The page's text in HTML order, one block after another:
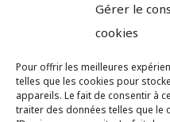
Gérer le
cookies
Pour offrir les meilleures
telles que les cookies pour
appareils. Le fait de consentir à
traiter des données telles que le
Associations
Mentions